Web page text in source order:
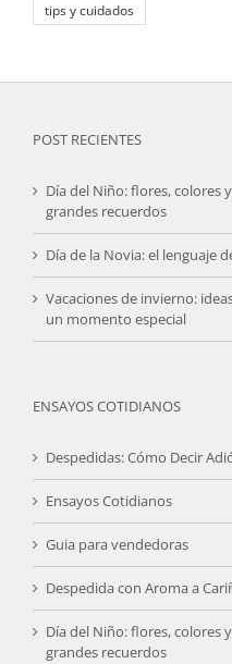
tips y cuidados
POST RECIENTES
Día del Niño: flores, colores
grandes recuerdos
Día de la Novia: el lenguaje
Vacaciones de invierno:
un momento especial
ENSAYOS COTIDIANOS
Despedidas: Cómo Decir
Ensayos Cotidianos
Guia para vendedoras
Despedida con Aroma a
Día del Niño: flores, colores
grandes recuerdos